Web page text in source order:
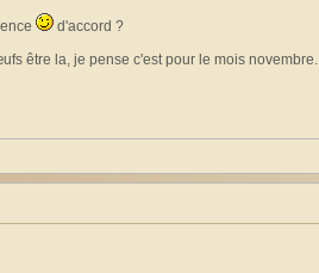
d'accord ?
être la, je pense c'est pour le mois novembre.